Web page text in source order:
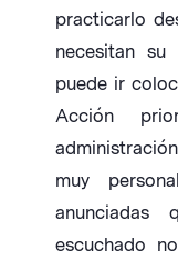
practicarlo
necesitan
puede ir
Acción
muy
anunciadas
escuchado